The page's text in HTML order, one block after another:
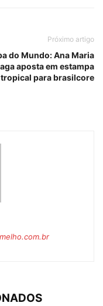
Próximo artigo
do Mundo: Ana Maria
aposta em estampa
tropical para brasilcore